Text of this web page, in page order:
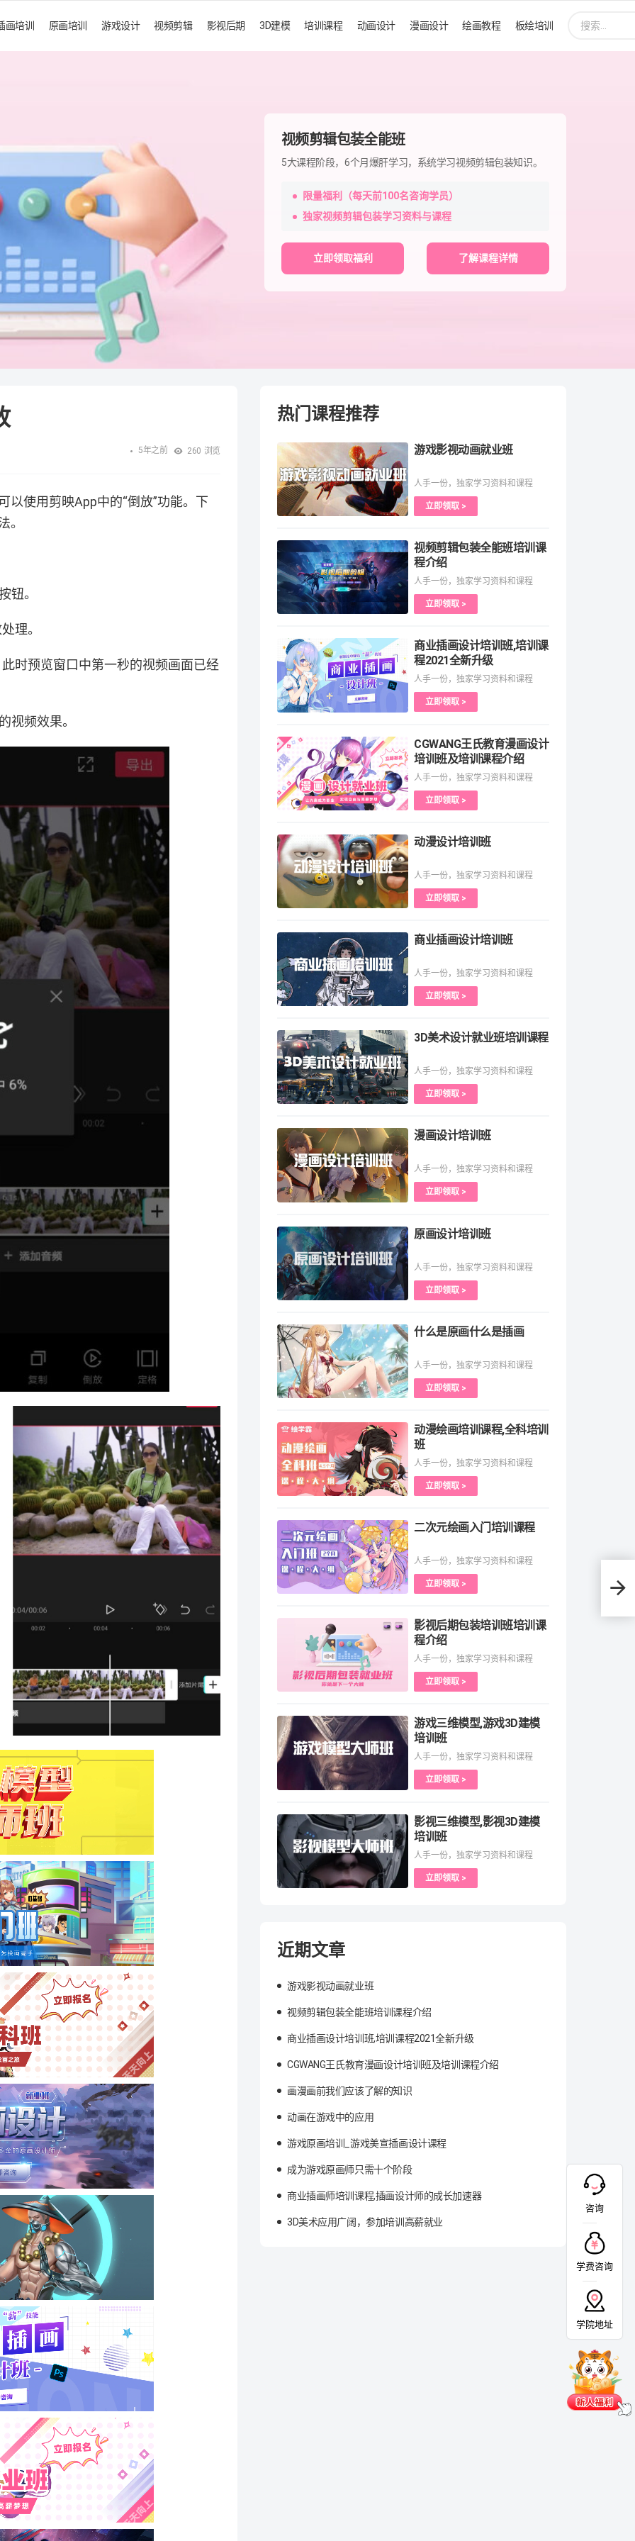
画培训 原画培训 游戏设计 视频剪辑 影视后期 3D建模 培训课程 动画设计 漫画设计 绘画教程 板绘培训
视频剪辑包装全能班
5大课程阶段，6个月爆肝学习，系统学习视频剪辑包装知识。
限量福利（每天前100名咨询学员）
独家视频剪辑包装学习资料与课程
立即领取福利 了解课程详情
5年之前 260 浏览
以使用剪映App中的“倒放”功能。下
。
钮。
理。
时预览窗口中第一秒的视频画面已经
视频效果。
如何
热门课程推荐
游戏影视动画就业班
人手一份，独家学习资料和课程
立即领取 >
视频剪辑包装全能班培训课
程介绍
人手一份，独家学习资料和课程
立即领取 >
商业插画设计培训班,培训课
程2021全新升级
人手一份，独家学习资料和课程
立即领取 >
CGWANG王氏教育漫画设计
培训班及培训课程介绍
人手一份，独家学习资料和课程
立即领取 >
动漫设计培训班
人手一份，独家学习资料和课程
立即领取 >
商业插画设计培训班
人手一份，独家学习资料和课程
立即领取 >
3D美术设计就业班培训课程
人手一份，独家学习资料和课程
立即领取 >
漫画设计培训班
人手一份，独家学习资料和课程
立即领取 >
原画设计培训班
人手一份，独家学习资料和课程
立即领取 >
什么是原画什么是插画
人手一份，独家学习资料和课程
立即领取 >
动漫绘画培训课程,全科培训
班
人手一份，独家学习资料和课程
立即领取 >
二次元绘画入门培训课程
人手一份，独家学习资料和课程
立即领取 >
影视后期包装培训班培训课
程介绍
人手一份，独家学习资料和课程
立即领取 >
游戏三维模型,游戏3D建模
培训班
人手一份，独家学习资料和课程
立即领取 >
影视三维模型,影视3D建模
培训班
人手一份，独家学习资料和课程
立即领取 >
近期文章
游戏影视动画就业班
视频剪辑包装全能班培训课程介绍
商业插画设计培训班,培训课程2021全新升级
CGWANG王氏教育漫画设计培训班及培训课程介绍
画漫画前我们应该了解的知识
动画在游戏中的应用
游戏原画培训_游戏美宣插画设计课程
成为游戏原画师只需十个阶段
商业插画师培训课程,插画设计师的成长加速器
3D美术应用广阔，参加培训高薪就业
咨询
学费咨询
学院地址